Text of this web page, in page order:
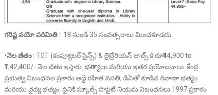
గరిష్ట వయో పరిమితి: 18 నుండి 35 సంవత్సరాలు మించకూడదు.
•నెల జీతం: TGT (కంప్యూటర్ సైన్స్) & లైబ్రేరియన్ జాబ్స్ కి రూ₹44,900 to
₹1,42,400/- నెల జీతం ఇస్తారు. భత్యాలు మరియు ఇతర ప్రయోజనాలు. కేంద్ర
ప్రభుత్వ నిబంధనల ప్రకారం అద్దె రహిత వసతి, డిఏతో కూడిన రవాణా భత్యం
మరియు వైద్య భత్యం. సైనిక్ స్కూల్స్ సొసైటీ నియమ నిబంధనలు 1997 ప్రకారం